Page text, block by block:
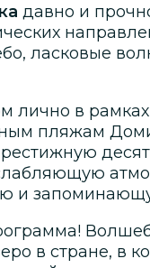
давно и
ласковые
лично в
пляжам
и
в стране, в